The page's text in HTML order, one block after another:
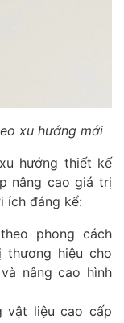
xu hướng mới
hướng thiết kế
nâng cao giá trị
ích đáng kể:
phong cách
hiệu cho
nâng cao hình
vật liệu cao cấp